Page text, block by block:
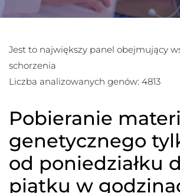
Jest to największy panel obejmujący
schorzenia
Liczba analizowanych genów: 4813
Pobieranie
genetycznego
od poniedziałku
piątku w